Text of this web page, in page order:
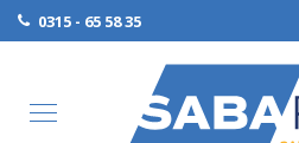
0315 - 65 58 35